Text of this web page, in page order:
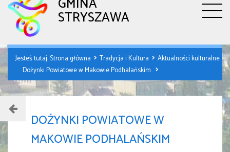
STRYSZAWA
Jesteś tutaj:Strona główna Tradycja i Kultura
Aktualności kulturalne
Dożynki Powiatowe w Makowie Podhalańskim
DOŻYNKI POWIATOWE W
MAKOWIE PODHALAŃSKIM